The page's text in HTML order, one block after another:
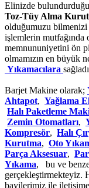
Elinizde
Toz-Tüy Alma
olduğumuzu
işlemlerin
memnununiyetini ön
olmamızın en büyük
Yıkamacılara
Barjet Makine olarak;
Ahtapot, Yağlama
Halı Paketleme
Zemin Otomatları,
Kompresör, Halı
Kurutma, Oto
Parça Aksesuar,
Yıkama, bu ve
gerçekleştirmekteyiz.
bayilerimiz ile